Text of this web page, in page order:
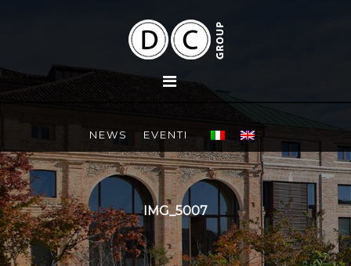
NEWS EVENTI
IMG_5007